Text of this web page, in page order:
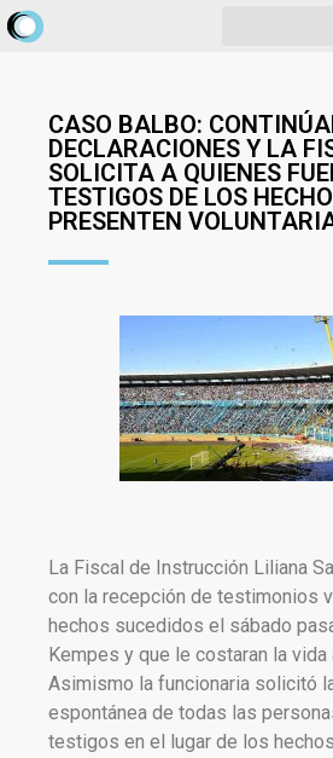
CASO BALBO:
DECLARACIONES Y LA
SOLICITA A QUIENES
TESTIGOS DE LOS
PRESENTEN
La Fiscal de Instrucción Liliana
con la recepción de testimonios
hechos sucedidos el sábado
Kempes y que le costaran la vida
Asimismo la funcionaria solicitó
espontánea de todas las
testigos en el lugar de los